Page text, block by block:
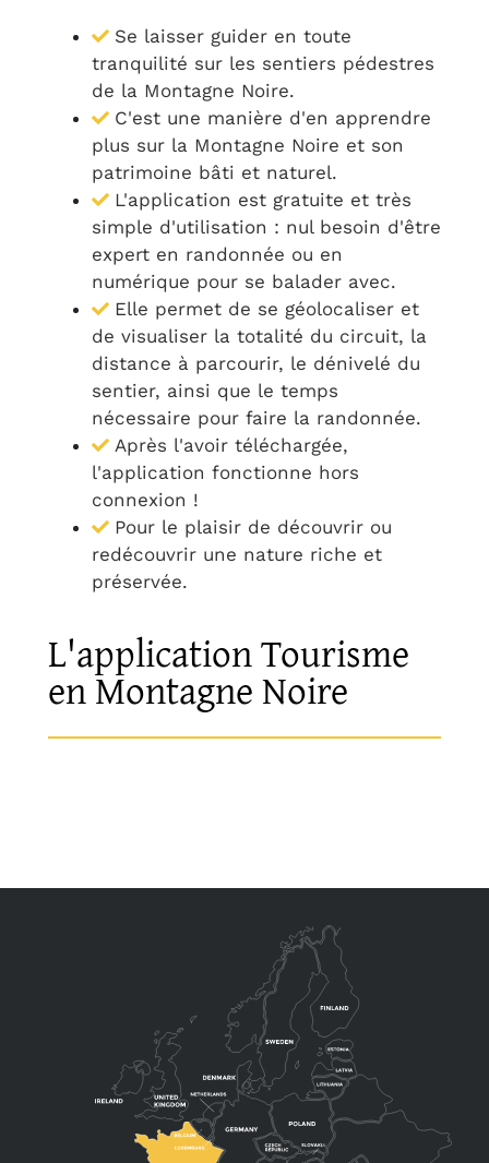
Se laisser guider en toute
tranquilité sur les sentiers pédestres
de la Montagne Noire.
C'est une manière d'en apprendre
plus sur la Montagne Noire et son
patrimoine bâti et naturel.
L'application est gratuite et très
simple d'utilisation : nul besoin d'être
expert en randonnée ou en
numérique pour se balader avec.
Elle permet de se géolocaliser et
de visualiser la totalité du circuit, la
distance à parcourir, le dénivelé du
sentier, ainsi que le temps
nécessaire pour faire la randonnée.
Après l'avoir téléchargée,
l'application fonctionne hors
connexion !
Pour le plaisir de découvrir ou
redécouvrir une nature riche et
préservée.
L'application Tourisme
en Montagne Noire